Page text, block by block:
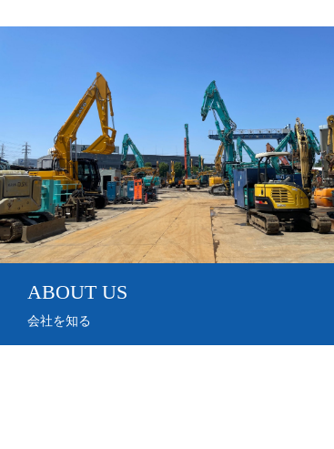
ABOUT US
会社を知る